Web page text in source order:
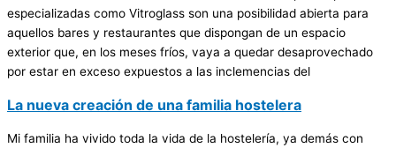
especializadas como Vitroglass son una posibilidad abierta para
aquellos bares y restaurantes que dispongan de un espacio
exterior que, en los meses fríos, vaya a quedar desaprovechado
por estar en exceso expuestos a las inclemencias del
La nueva creación de una familia hostelera
Mi familia ha vivido toda la vida de la hostelería, ya demás con